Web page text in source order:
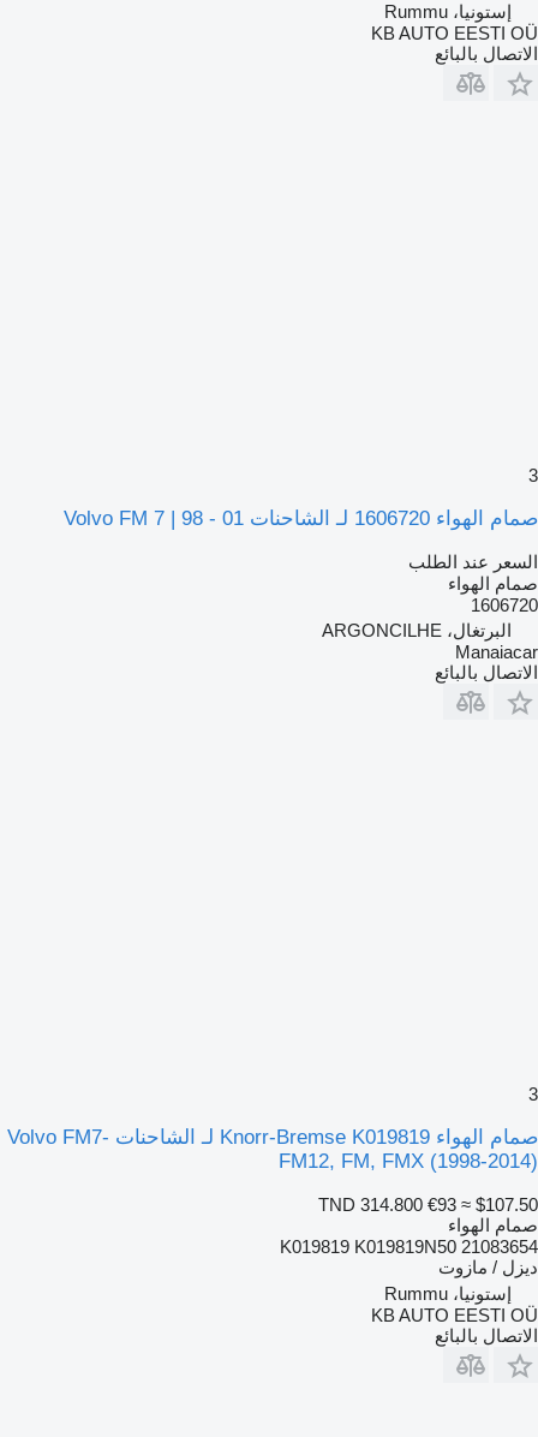
إستونيا، Rummu
KB AUTO EESTI OÜ
الاتصال بالبائع
3
صمام الهواء 1606720 لـ الشاحنات Volvo FM 7 | 98 - 01
السعر عند الطلب
صمام الهواء
1606720
البرتغال، ARGONCILHE
Manaiacar
الاتصال بالبائع
3
صمام الهواء Knorr-Bremse K019819 لـ الشاحنات Volvo FM7-
FM12, FM, FMX (1998-2014)
TND 314.800 €93 ≈ $107.50
صمام الهواء
K019819 K019819N50 21083654
ديزل / مازوت
إستونيا، Rummu
KB AUTO EESTI OÜ
الاتصال بالبائع